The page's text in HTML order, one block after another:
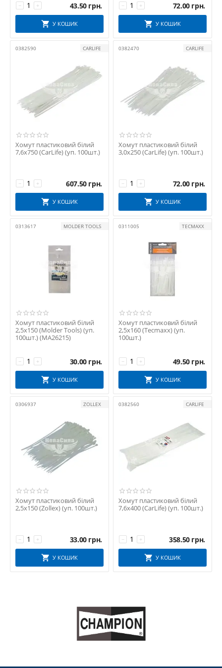
+
− 43.50 грн.
У КОШИК
+
− 72.00 грн.
У КОШИК
0382590 CARLIFE
Хомут пластиковий білий
7,6х750 (CarLife) (уп. 100шт.)
+
− 607.50 грн.
У КОШИК
0382470 CARLIFE
Хомут пластиковий білий
3,0х250 (CarLife) (уп. 100шт.)
+
− 72.00 грн.
У КОШИК
0313617 MOLDER TOOLS
Хомут пластиковий білий
2,5х150 (Molder Tools) (уп.
100шт.) (MA26215)
+
− 30.00 грн.
У КОШИК
0311005 TECMAXX
Хомут пластиковий білий
2,5х160 (Tecmaxx) (уп.
100шт.)
+
− 49.50 грн.
У КОШИК
0306937 ZOLLEX
Хомут пластиковий білий
2,5х150 (Zollex) (уп. 100шт.)
+
− 33.00 грн.
У КОШИК
0382560 CARLIFE
Хомут пластиковий білий
7,6х400 (CarLife) (уп. 100шт.)
+
− 358.50 грн.
У КОШИК